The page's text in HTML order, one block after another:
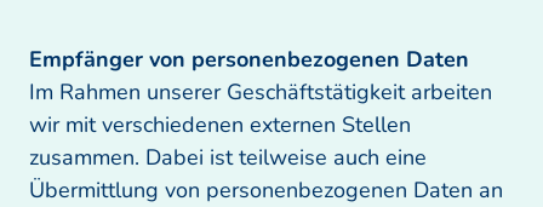
Im Rahmen unserer Geschäftstätigkeit arbeiten
wir mit verschiedenen externen Stellen
zusammen. Dabei ist teilweise auch eine
Übermittlung von personenbezogenen Daten an